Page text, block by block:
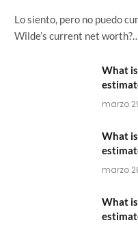
Lo siento, pero no puedo
Wilde’s current net
What
marzo
What
marzo
What